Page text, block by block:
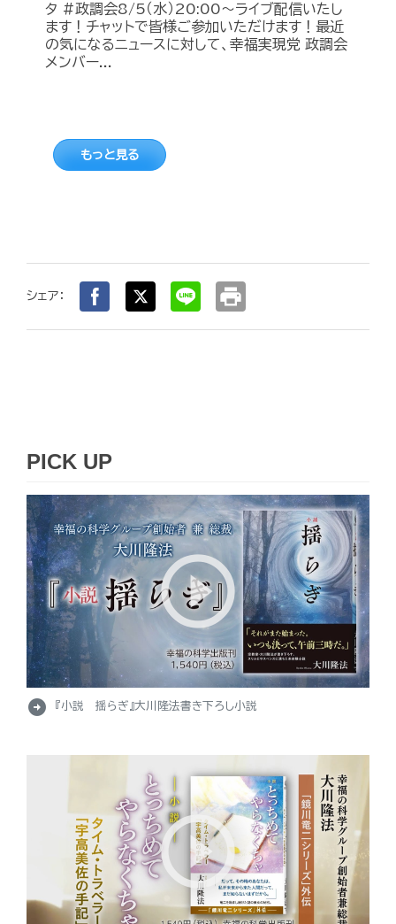
タ #政調会8/5（水）20:00～ライブ配信いたし
ます！チャットで皆様ご参加いただけます！最近
の気になるニュースに対して、幸福実現党 政調会
メンバー...
もっと見る
シェア： print
PICK UP
arrow_circle_right 『小説 揺らぎ』大川隆法書き下ろし小説